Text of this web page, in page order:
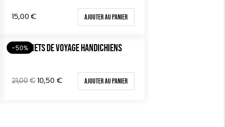
15,00 € Ajouter au panier
-50%
7 CARNETS DE VOYAGE HANDICHIENS
21,00 € Le
10,50 €Le
Ajouter au panier